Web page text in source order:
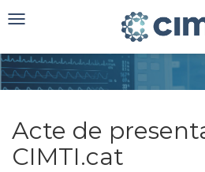
Toggle
Acte de
CIMTI.cat